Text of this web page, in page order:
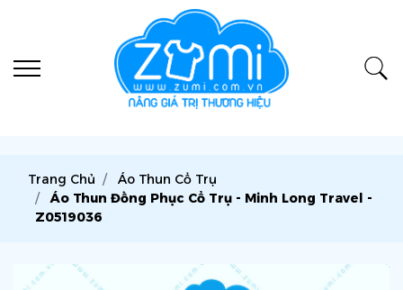
Trang Chủ
Áo Thun Cổ Trụ
Áo Thun Đồng Phục Cổ Trụ - Minh Long Travel -
Z0519036